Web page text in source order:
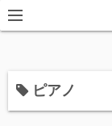
コ
ン
ン
へ
ピアノ